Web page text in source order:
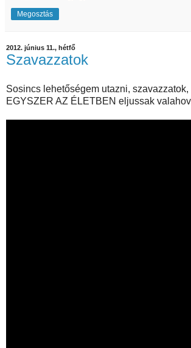
Megosztás
2012. június 11., hétfő
Szavazzatok
Sosincs lehetőségem utazni,
EGYSZER AZ ÉLETBEN eljussak